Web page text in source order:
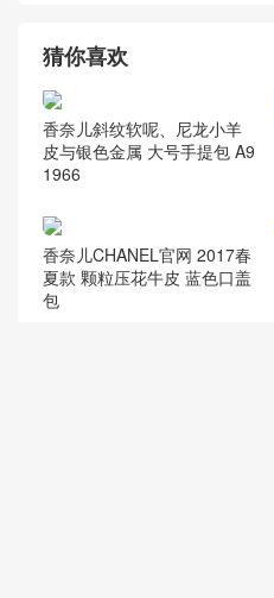
列
猜你喜欢
香奈儿斜纹软呢、尼龙小羊
皮与银色金属 大号手提包 A9
1966